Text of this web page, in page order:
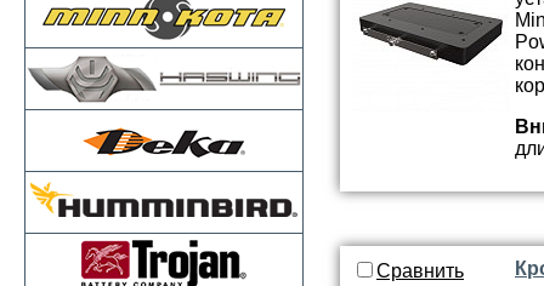
Сравнить